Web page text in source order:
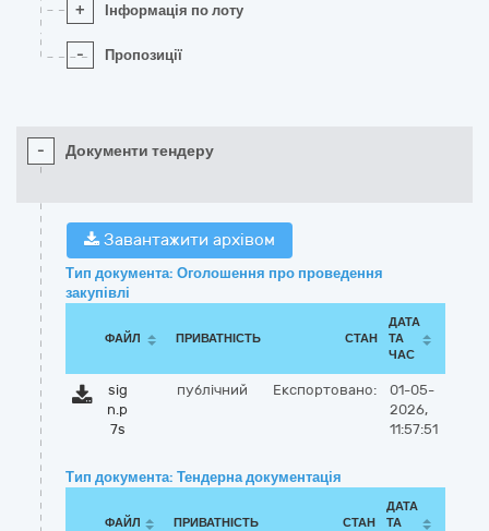
+ Інформація по лоту
- Пропозиції
- Документи тендеру
Завантажити архівом
Тип документа: Оголошення про проведення
закупівлі
ФАЙЛ ПРИВАТНІСТЬ СТАН
ДАТА
ТА
ЧАС
sig
n.p
7s
публічний Експортовано:
01-05-
2026,
11:57:51
Тип документа: Тендерна документація
ФАЙЛ ПРИВАТНІСТЬ СТАН
ДАТА
ТА